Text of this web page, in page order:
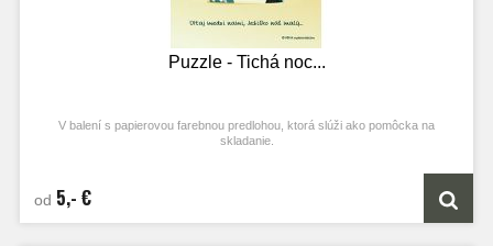
Puzzle - Tichá noc...
V balení s papierovou farebnou predlohou, ktorá slúži ako pomôcka na
skladanie.
od 5,- €